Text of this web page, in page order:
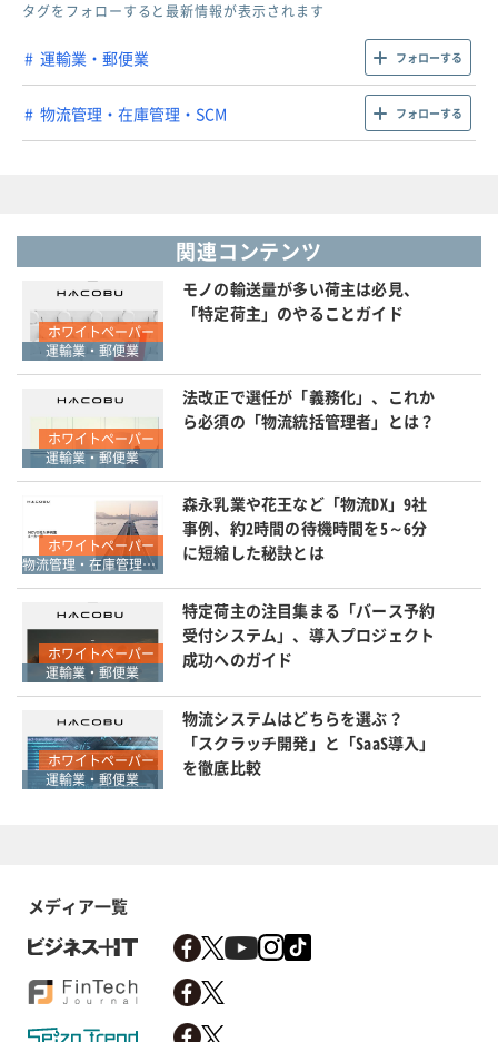
タグをフォローすると最新情報が表示されます
運輸業・郵便業 フォローする
物流管理・在庫管理・SCM フォローする
関連コンテンツ
ホワイトペーパー
運輸業・郵便業
モノの輸送量が多い荷主は必見、
「特定荷主」のやることガイド
ホワイトペーパー
運輸業・郵便業
法改正で選任が「義務化」、これか
ら必須の「物流統括管理者」とは？
ホワイトペーパー
物流管理・在庫管理・SCM
森永乳業や花王など「物流DX」9社
事例、約2時間の待機時間を5～6分
に短縮した秘訣とは
ホワイトペーパー
運輸業・郵便業
特定荷主の注目集まる「バース予約
受付システム」、導入プロジェクト
成功へのガイド
ホワイトペーパー
運輸業・郵便業
物流システムはどちらを選ぶ？
「スクラッチ開発」と「SaaS導入」
を徹底比較
メディア一覧